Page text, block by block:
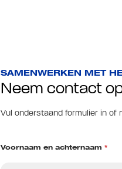
SAMENWERKEN MET
Neem contact
Vul onderstaand formulier in
Voornaam en achternaam*